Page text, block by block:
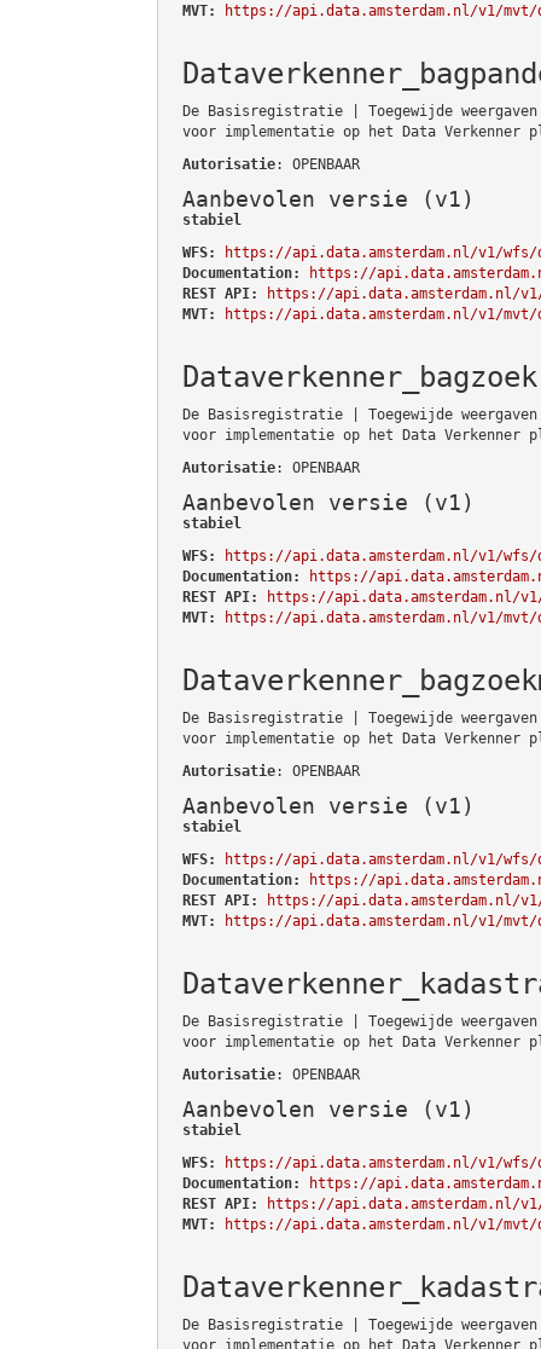
MVT:
https://api.data.amsterdam.nl/v1/mvt/
De Basisregistratie | Toegewijde
voor implementatie op het Data Verkenner
Autorisatie: OPENBAAR
Aanbevolen versie (v1)
stabiel
WFS:
https://api.data.amsterdam.nl/v1/wfs/
Documentation:
https://
REST API:
https://api.data.amsterdam.nl/v1/
MVT:
https://api.data.amsterdam.nl/v1/mvt/
Dataverkenner_bagzoek
De Basisregistratie | Toegewijde
voor implementatie op het Data Verkenner
Autorisatie: OPENBAAR
Aanbevolen versie (v1)
stabiel
WFS:
https://api.data.amsterdam.nl/v1/wfs/
Documentation:
https://
REST API:
https://api.data.amsterdam.nl/
MVT:
https://api.data.amsterdam.nl/v1/mvt/
De Basisregistratie | Toegewijde
voor implementatie op het Data Verkenner
Autorisatie: OPENBAAR
Aanbevolen versie (v1)
stabiel
WFS:
https://api.data.amsterdam.nl/v1/wfs/
Documentation:
https://
REST API:
https://api.data.amsterdam.nl/v1/
MVT:
https://api.data.amsterdam.nl/v1/mvt/
De Basisregistratie | Toegewijde
voor implementatie op het Data Verkenner
Autorisatie: OPENBAAR
Aanbevolen versie (v1)
stabiel
WFS:
https://api.data.amsterdam.nl/v1/wfs/
Documentation:
https://
REST API:
https://api.data.amsterdam.nl/
MVT:
https://api.data.amsterdam.nl/v1/
De Basisregistratie | Toegewijde
voor implementatie op het Data Verkenner